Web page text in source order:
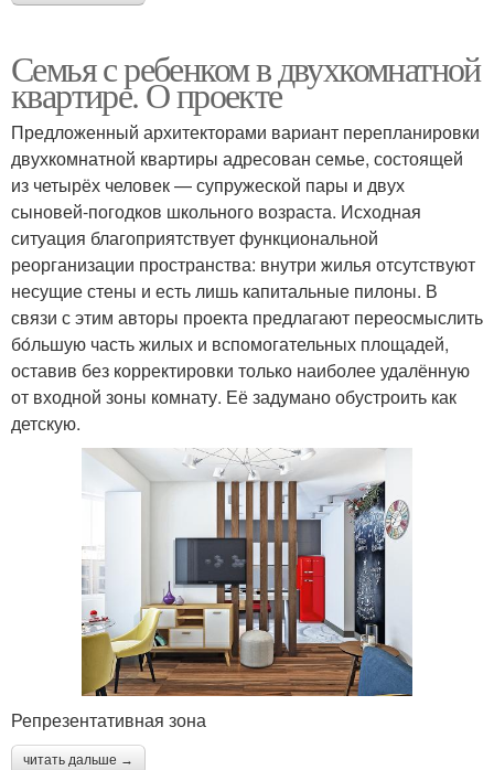
Семья с ребенком в двухкомнатной
квартире. О проекте
Предложенный архитекторами вариант перепланировки
двухкомнатной квартиры адресован семье, состоящей
из четырёх человек — супружеской пары и двух
сыновей-погодков школьного возраста. Исходная
ситуация благоприятствует функциональной
реорганизации пространства: внутри жилья отсутствуют
несущие стены и есть лишь капитальные пилоны. В
связи с этим авторы проекта предлагают переосмыслить
бόльшую часть жилых и вспомогательных площадей,
оставив без корректировки только наиболее удалённую
от входной зоны комнату. Её задумано обустроить как
детскую.
Репрезентативная зона
читать дальше →